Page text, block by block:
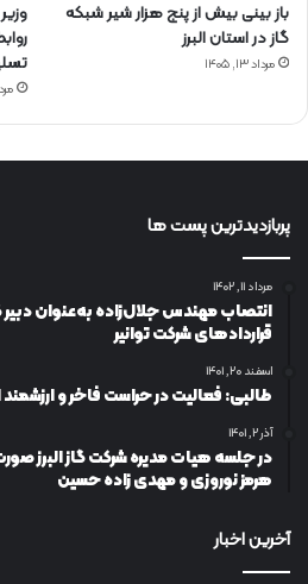
باز بینی بیش از پنج هزار شیر شبکه
گاز در استان البرز
مرداد ۱۳, ۱۴۰۵
پربازدیدترین پست ها
مرداد ۱۱, ۱۴۰۲
انتصاب مهندس جلال‌زاده به‌عنوان دبیر
قراردادهای شركت توانیر
اسفند ۲۰, ۱۴۰۱
طالبی: فعالیت در حراست فاخر و
آذر ۲, ۱۴۰۱
در جلسه هیات مدیره شرکت گاز البرز
هرمز نوروزی و مهدی زاده حسین
آخرین اخبار